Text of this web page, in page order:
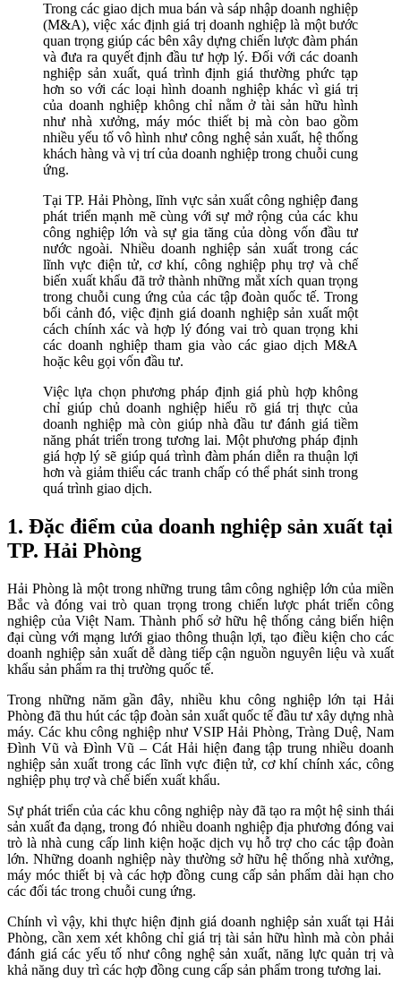
Trong các giao dịch mua bán và sáp nhập doanh nghiệp
(M&A), việc xác định giá trị doanh nghiệp là một bước
quan trọng giúp các bên xây dựng chiến lược đàm phán
và đưa ra quyết định đầu tư hợp lý. Đối với các doanh
nghiệp sản xuất, quá trình định giá thường phức tạp
hơn so với các loại hình doanh nghiệp khác vì giá trị
của doanh nghiệp không chỉ nằm ở tài sản hữu hình
như nhà xưởng, máy móc thiết bị mà còn bao gồm
nhiều yếu tố vô hình như công nghệ sản xuất, hệ thống
khách hàng và vị trí của doanh nghiệp trong chuỗi cung
ứng.
Tại TP. Hải Phòng, lĩnh vực sản xuất công nghiệp đang
phát triển mạnh mẽ cùng với sự mở rộng của các khu
công nghiệp lớn và sự gia tăng của dòng vốn đầu tư
nước ngoài. Nhiều doanh nghiệp sản xuất trong các
lĩnh vực điện tử, cơ khí, công nghiệp phụ trợ và chế
biến xuất khẩu đã trở thành những mắt xích quan trọng
trong chuỗi cung ứng của các tập đoàn quốc tế. Trong
bối cảnh đó, việc định giá doanh nghiệp sản xuất một
cách chính xác và hợp lý đóng vai trò quan trọng khi
các doanh nghiệp tham gia vào các giao dịch M&A
hoặc kêu gọi vốn đầu tư.
Việc lựa chọn phương pháp định giá phù hợp không
chỉ giúp chủ doanh nghiệp hiểu rõ giá trị thực của
doanh nghiệp mà còn giúp nhà đầu tư đánh giá tiềm
năng phát triển trong tương lai. Một phương pháp định
giá hợp lý sẽ giúp quá trình đàm phán diễn ra thuận lợi
hơn và giảm thiểu các tranh chấp có thể phát sinh trong
quá trình giao dịch.
1. Đặc điểm của doanh nghiệp sản xuất tại
TP. Hải Phòng
Hải Phòng là một trong những trung tâm công nghiệp lớn của miền
Bắc và đóng vai trò quan trọng trong chiến lược phát triển công
nghiệp của Việt Nam. Thành phố sở hữu hệ thống cảng biển hiện
đại cùng với mạng lưới giao thông thuận lợi, tạo điều kiện cho các
doanh nghiệp sản xuất dễ dàng tiếp cận nguồn nguyên liệu và xuất
khẩu sản phẩm ra thị trường quốc tế.
Trong những năm gần đây, nhiều khu công nghiệp lớn tại Hải
Phòng đã thu hút các tập đoàn sản xuất quốc tế đầu tư xây dựng nhà
máy. Các khu công nghiệp như VSIP Hải Phòng, Tràng Duệ, Nam
Đình Vũ và Đình Vũ – Cát Hải hiện đang tập trung nhiều doanh
nghiệp sản xuất trong các lĩnh vực điện tử, cơ khí chính xác, công
nghiệp phụ trợ và chế biến xuất khẩu.
Sự phát triển của các khu công nghiệp này đã tạo ra một hệ sinh thái
sản xuất đa dạng, trong đó nhiều doanh nghiệp địa phương đóng vai
trò là nhà cung cấp linh kiện hoặc dịch vụ hỗ trợ cho các tập đoàn
lớn. Những doanh nghiệp này thường sở hữu hệ thống nhà xưởng,
máy móc thiết bị và các hợp đồng cung cấp sản phẩm dài hạn cho
các đối tác trong chuỗi cung ứng.
Chính vì vậy, khi thực hiện định giá doanh nghiệp sản xuất tại Hải
Phòng, cần xem xét không chỉ giá trị tài sản hữu hình mà còn phải
đánh giá các yếu tố như công nghệ sản xuất, năng lực quản trị và
khả năng duy trì các hợp đồng cung cấp sản phẩm trong tương lai.